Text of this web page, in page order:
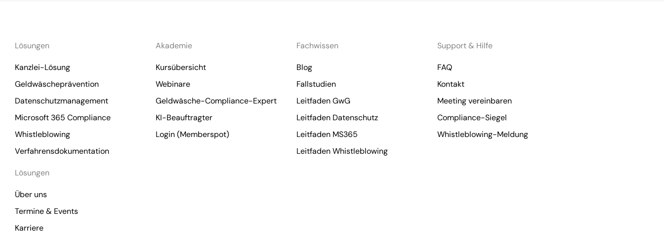
Lösungen
Kanzlei-Lösung
Geldwäscheprävention
Datenschutzmanagement
Microsoft 365 Compliance
Whistleblowing
Verfahrensdokumentation
Lösungen
Über uns
Termine & Events
Karriere
Akademie
Kursübersicht
Webinare
Geldwäsche-Compliance-Expert
KI-Beauftragter
Login (Memberspot)
Fachwissen
Blog
Fallstudien
Leitfaden GwG
Leitfaden Datenschutz
Leitfaden MS365
Leitfaden Whistleblowing
Support & Hilfe
FAQ
Kontakt
Meeting vereinbaren
Compliance-Siegel
Whistleblowing-Meldung